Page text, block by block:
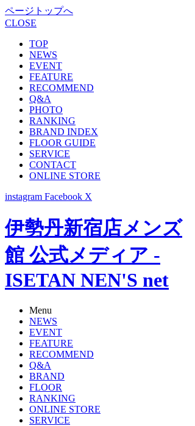
ページトップへ
CLOSE
TOP
NEWS
EVENT
FEATURE
RECOMMEND
Q&A
PHOTO
RANKING
BRAND INDEX
FLOOR GUIDE
SERVICE
CONTACT
ONLINE STORE
instagram Facebook X
伊勢丹新宿店メンズ
館 公式メディア -
ISETAN NEN'S net
Menu
NEWS
EVENT
FEATURE
RECOMMEND
Q&A
BRAND
FLOOR
RANKING
ONLINE STORE
SERVICE